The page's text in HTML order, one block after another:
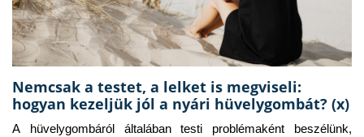
Nemcsak a testet, a lelket is megviseli:
hogyan kezeljük jól a nyári hüvelygombát? (x)
A hüvelygombáról általában testi problémaként beszélünk,